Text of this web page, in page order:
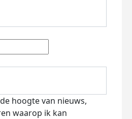
hoogte van nieuws,
waarop ik kan